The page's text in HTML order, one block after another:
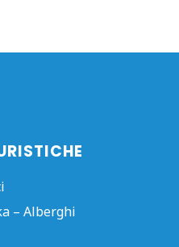
– Alberghi